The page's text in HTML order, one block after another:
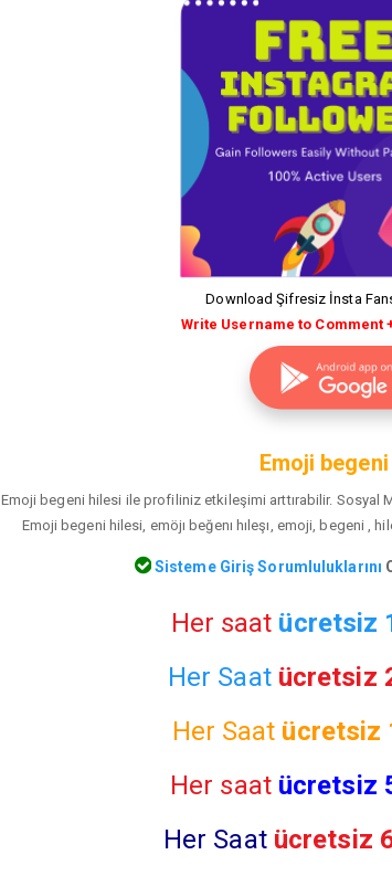
Download Şifresiz İnsta
Write Username to Comment
Emoji
Emoji begeni hilesi ile profiliniz etkileşimi arttırabilir. Sosyal
Emoji begeni hilesi, emöjı beğenı hıleşı, emoji, begeni
Sisteme Giriş Sorumluluklarını
Her saat ücretsiz
Her Saat ücretsiz
Her Saat ücretsiz
Her saat ücretsiz
Her Saat ücretsiz